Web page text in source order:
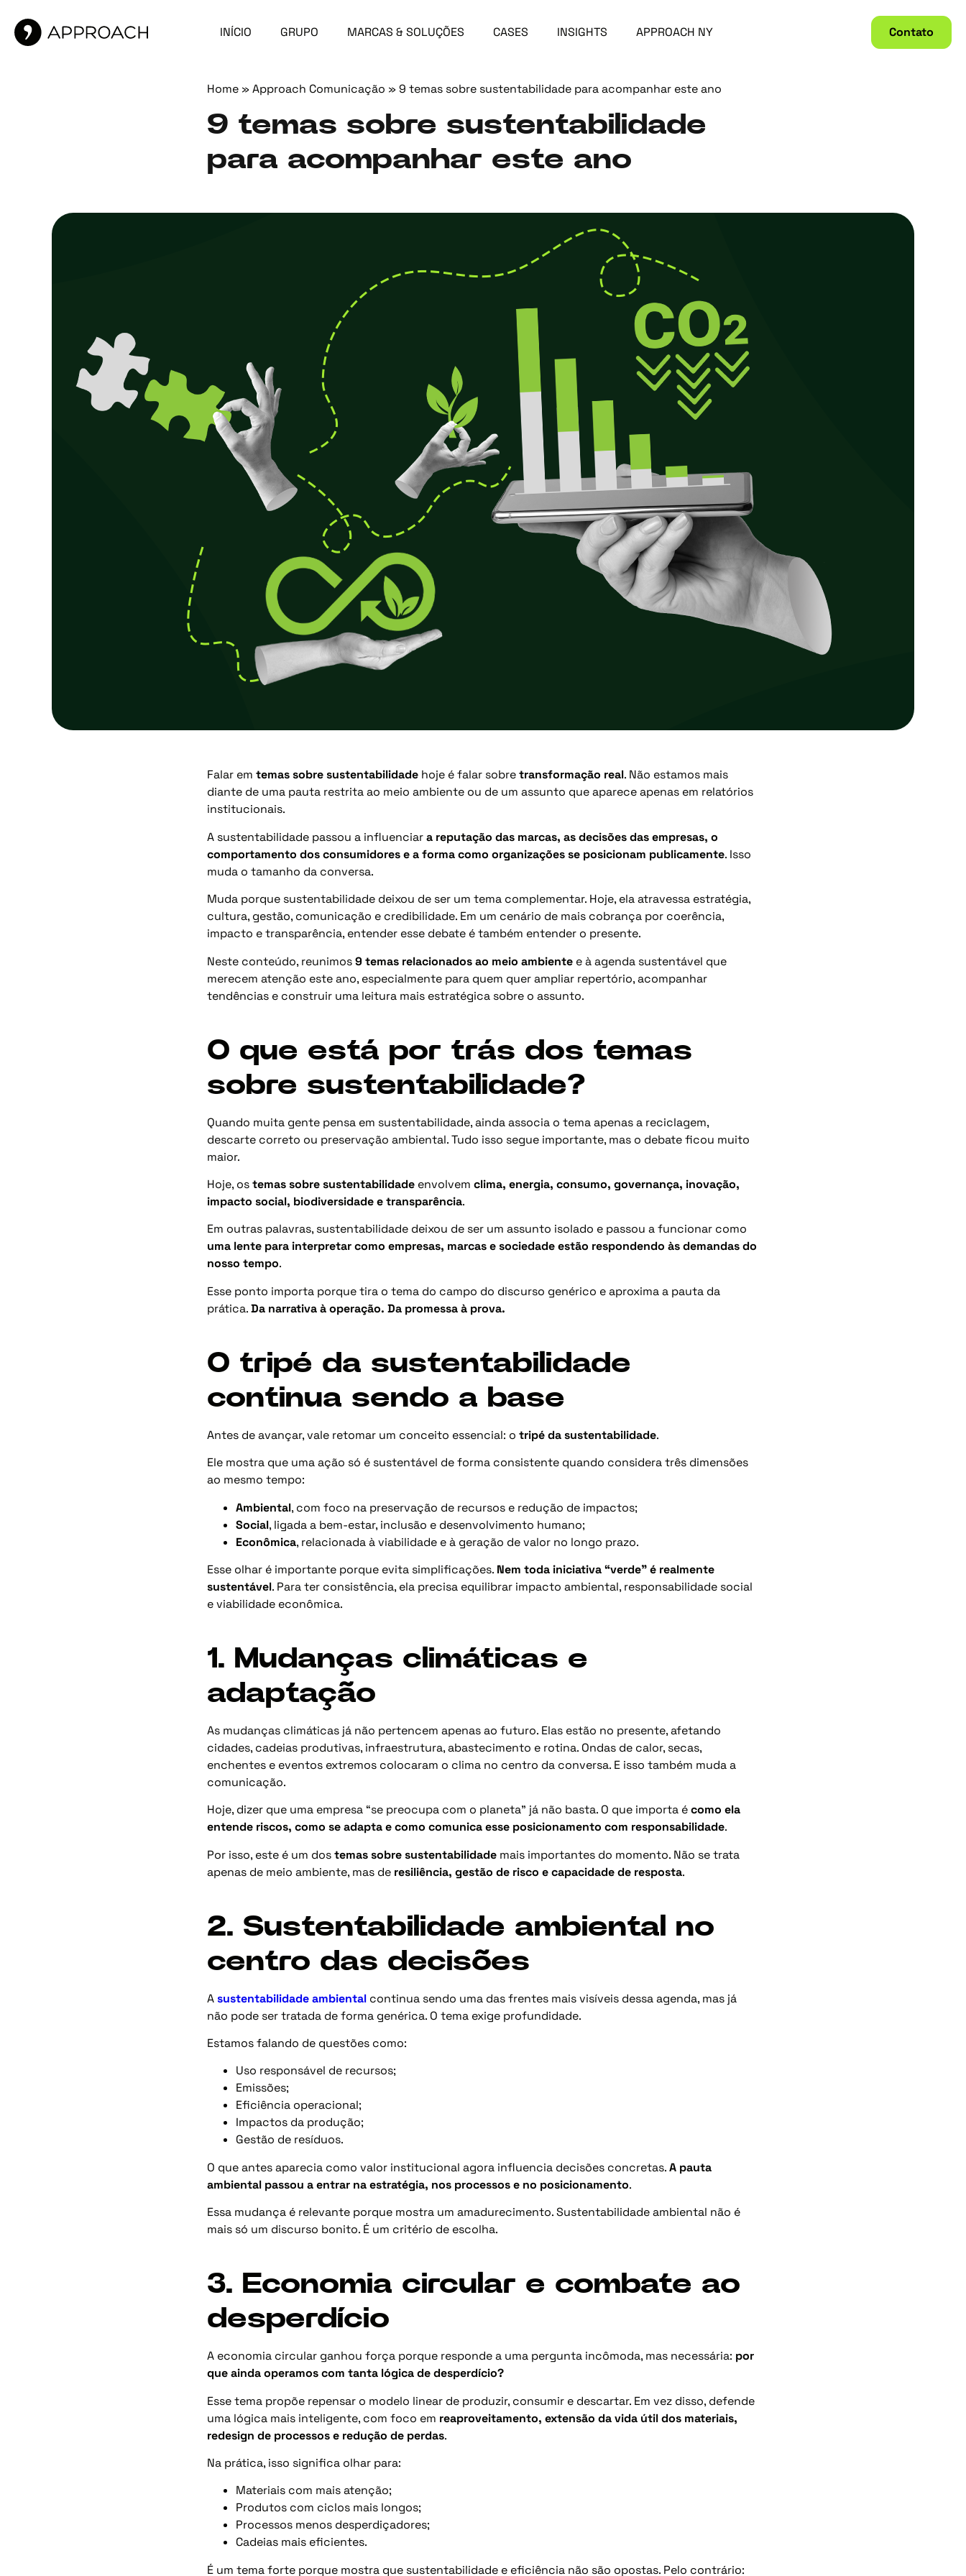
INÍCIO GRUPO MARCAS & SOLUÇÕES CASES INSIGHTS APPROACH NY Contato
Home » Approach Comunicação » 9 temas sobre sustentabilidade para acompanhar este ano
9 temas sobre sustentabilidade
para acompanhar este ano
Falar em temas sobre sustentabilidade hoje é falar sobretransformação real. Não estamos mais
diante de uma pauta restrita ao meio ambiente ou de um assunto que aparece apenas em relatórios
institucionais.
A sustentabilidade passou a influenciara reputação das marcas, as decisões das empresas, o
comportamento dos consumidores e a forma como organizações se posicionam publicamente. Isso
muda o tamanho da conversa.
Muda porque sustentabilidade deixou de ser um tema complementar. Hoje, ela atravessa estratégia,
cultura, gestão, comunicação e credibilidade. Em um cenário de mais cobrança por coerência,
impacto e transparência, entender esse debate é também entender o presente.
Neste conteúdo, reunimos9 temas relacionados ao meio ambiente e à agenda sustentável que
merecem atenção este ano, especialmente para quem quer ampliar repertório, acompanhar
tendências e construir uma leitura mais estratégica sobre o assunto.
O que está por trás dos temas
sobre sustentabilidade?
Quando muita gente pensa em sustentabilidade, ainda associa o tema apenas a reciclagem,
descarte correto ou preservação ambiental. Tudo isso segue importante, mas o debate ficou muito
maior.
Hoje, ostemas sobre sustentabilidade envolvem clima, energia, consumo, governança, inovação,
impacto social, biodiversidade e transparência.
Em outras palavras, sustentabilidade deixou de ser um assunto isolado e passou a funcionar como
uma lente para interpretar como empresas, marcas e sociedade estão respondendo às demandas do
nosso tempo.
Esse ponto importa porque tira o tema do campo do discurso genérico e aproxima a pauta da
prática.Da narrativa à operação. Da promessa à prova.
O tripé da sustentabilidade
continua sendo a base
Antes de avançar, vale retomar um conceito essencial: o tripé da sustentabilidade.
Ele mostra que uma ação só é sustentável de forma consistente quando considera três dimensões
ao mesmo tempo:
Ambiental, com foco na preservação de recursos e redução de impactos;
Social, ligada a bem-estar, inclusão e desenvolvimento humano;
Econômica, relacionada à viabilidade e à geração de valor no longo prazo.
Esse olhar é importante porque evita simplificações. Nem toda iniciativa “verde” é realmente
sustentável. Para ter consistência, ela precisa equilibrar impacto ambiental, responsabilidade social
e viabilidade econômica.
1. Mudanças climáticas e
adaptação
As mudanças climáticas já não pertencem apenas ao futuro. Elas estão no presente, afetando
cidades, cadeias produtivas, infraestrutura, abastecimento e rotina. Ondas de calor, secas,
enchentes e eventos extremos colocaram o clima no centro da conversa. E isso também muda a
comunicação.
Hoje, dizer que uma empresa “se preocupa com o planeta” já não basta. O que importa écomo ela
entende riscos, como se adapta e como comunica esse posicionamento com responsabilidade.
Por isso, este é um dostemas sobre sustentabilidade mais importantes do momento. Não se trata
apenas de meio ambiente, mas de resiliência, gestão de risco e capacidade de resposta.
2. Sustentabilidade ambiental no
centro das decisões
Asustentabilidade ambiental continua sendo uma das frentes mais visíveis dessa agenda, mas já
não pode ser tratada de forma genérica. O tema exige profundidade.
Estamos falando de questões como:
Uso responsável de recursos;
Emissões;
Eficiência operacional;
Impactos da produção;
Gestão de resíduos.
O que antes aparecia como valor institucional agora influencia decisões concretas.A pauta
ambiental passou a entrar na estratégia, nos processos e no posicionamento.
Essa mudança é relevante porque mostra um amadurecimento. Sustentabilidade ambiental não é
mais só um discurso bonito. É um critério de escolha.
3. Economia circular e combate ao
desperdício
A economia circular ganhou força porque responde a uma pergunta incômoda, mas necessária: por
que ainda operamos com tanta lógica de desperdício?
Esse tema propõe repensar o modelo linear de produzir, consumir e descartar. Em vez disso, defende
uma lógica mais inteligente, com foco em reaproveitamento, extensão da vida útil dos materiais,
redesign de processos e redução de perdas.
Na prática, isso significa olhar para:
Materiais com mais atenção;
Produtos com ciclos mais longos;
Processos menos desperdiçadores;
Cadeias mais eficientes.
É um tema forte porque mostra que sustentabilidade e eficiência não são opostas. Pelo contrário: